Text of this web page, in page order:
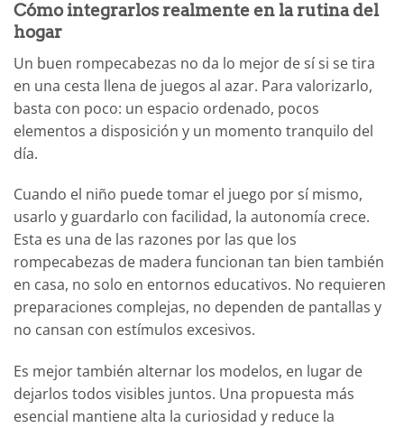
Cómo integrarlos realmente en la rutina del
hogar
Un buen rompecabezas no da lo mejor de sí si se tira
en una cesta llena de juegos al azar. Para valorizarlo,
basta con poco: un espacio ordenado, pocos
elementos a disposición y un momento tranquilo del
día.
Cuando el niño puede tomar el juego por sí mismo,
usarlo y guardarlo con facilidad, la autonomía crece.
Esta es una de las razones por las que los
rompecabezas de madera funcionan tan bien también
en casa, no solo en entornos educativos. No requieren
preparaciones complejas, no dependen de pantallas y
no cansan con estímulos excesivos.
Es mejor también alternar los modelos, en lugar de
dejarlos todos visibles juntos. Una propuesta más
esencial mantiene alta la curiosidad y reduce la